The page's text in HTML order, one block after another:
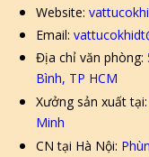
Website:
Email:
Địa chỉ văn phòng:
Bình, TP HCM
Xưởng sản xuất tại:
Minh
CN tại Hà Nội: